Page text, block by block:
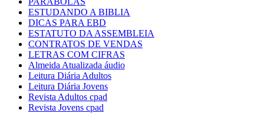
ESTUDANDO A BIBLIA
DICAS PARA EBD
ESTATUTO DA ASSEMBLEIA
CONTRATOS DE VENDAS
LETRAS COM CIFRAS
Almeida Atualizada áudio
Leitura Diária Adultos
Leitura Diária Jovens
Revista Adultos cpad
Revista Jovens cpad